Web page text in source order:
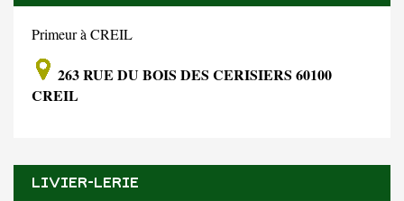
Primeur à CREIL
263 RUE DU BOIS DES CERISIERS 60100
CREIL
LIVIER-LERIE